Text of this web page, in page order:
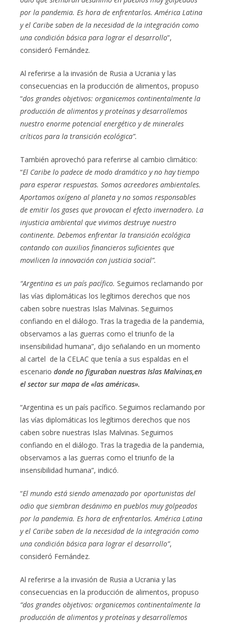
por la pandemia. Es hora de enfrentarlos. América Latina
y el Caribe saben de la necesidad de la integración como
una condición básica para lograr el desarrollo”,
consideró Fernández.
Al referirse a la invasión de Rusia a Ucrania y las
consecuencias en la producción de alimentos, propuso
“dos grandes objetivos: organicemos continentalmente la
producción de alimentos y proteínas y desarrollemos
nuestro enorme potencial energético y de minerales
críticos para la transición ecológica”.
También aprovechó para referirse al cambio climático:
“El Caribe lo padece de modo dramático y no hay tiempo
para esperar respuestas. Somos acreedores ambientales.
Aportamos oxígeno al planeta y no somos responsables
de emitir los gases que provocan el efecto invernadero. La
injusticia ambiental que vivimos destruye nuestro
continente. Debemos enfrentar la transición ecológica
contando con auxilios financieros suficientes que
movilicen la innovación con justicia social”.
“Argentina es un país pacífico. Seguimos reclamando por
las vías diplomáticas los legítimos derechos que nos
caben sobre nuestras Islas Malvinas. Seguimos
confiando en el diálogo. Tras la tragedia de la pandemia,
observamos a las guerras como el triunfo de la
insensibilidad humana”, dijo señalando en un momento
al cartel de la CELAC que tenía a sus espaldas en el
escenario donde no figuraban nuestras Islas Malvinas,en
el sector sur mapa de «las américas».
“Argentina es un país pacífico. Seguimos reclamando por
las vías diplomáticas los legítimos derechos que nos
caben sobre nuestras Islas Malvinas. Seguimos
confiando en el diálogo. Tras la tragedia de la pandemia,
observamos a las guerras como el triunfo de la
insensibilidad humana”, indicó.
“El mundo está siendo amenazado por oportunistas del
odio que siembran desánimo en pueblos muy golpeados
por la pandemia. Es hora de enfrentarlos. América Latina
y el Caribe saben de la necesidad de la integración como
una condición básica para lograr el desarrollo”,
consideró Fernández.
Al referirse a la invasión de Rusia a Ucrania y las
consecuencias en la producción de alimentos, propuso
“dos grandes objetivos: organicemos continentalmente la
producción de alimentos y proteínas y desarrollemos